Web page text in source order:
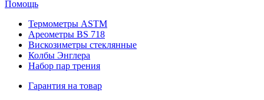
Помощь
Термометры ASTM
Ареометры BS 718
Вискозиметры стеклянные
Колбы Энглера
Набор пар трения
Гарантия на товар